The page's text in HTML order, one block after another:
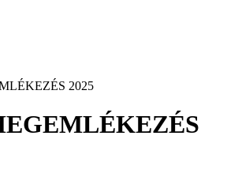
2025